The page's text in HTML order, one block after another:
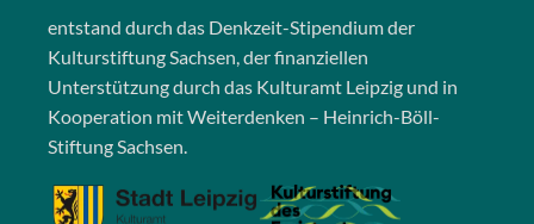
entstand durch das Denkzeit-Stipendium der
Kulturstiftung Sachsen, der finanziellen
Unterstützung durch das Kulturamt Leipzig und in
Kooperation mit Weiterdenken – Heinrich-Böll-
Stiftung Sachsen.